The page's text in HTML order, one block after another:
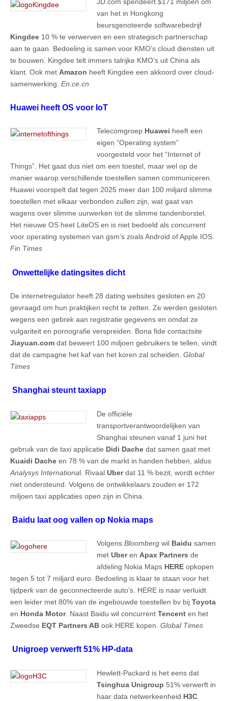
van het in Hongkong
beursgenoteerde softwarebedrijf
Kingdee 10 % te verwerven en een strategisch partnerschap
aan te gaan. Bedoeling is samen voor KMO’s cloud diensten uit
te bouwen. Kingdee telt immers talrijke KMO’s uit China als
klant. Ook met Amazon heeft Kingdee een akkoord over cloud-
samenwerking. En.ce.cn
Huawei heeft OS voor IoT
Telecomgroep Huawei heeft een
eigen “Operating system”
voorgesteld voor het “Internet of
Things”. Het gaat dus niet om een toestel, maar wel op de
manier waarop verschillende toestellen samen communiceren.
Huawei voorspelt dat tegen 2025 meer dan 100 miljard slimme
toestellen met elkaar verbonden zullen zijn, wat gaat van
wagens over slimme uurwerken tot de slimme tandenborstel.
Het nieuwe OS heet LiteOS en is niet bedoeld als concurrent
voor operating systemen van gsm’s zoals Android of Apple IOS.
Fin Times
Onwettelijke datingsites dicht
De internetregulator heeft 28 dating websites gesloten en 20
gevraagd om hun praktijken recht te zetten. Ze werden gesloten
wegens een gebrek aan registratie gegevens en omdat ze
vulgariteit en pornografie verspreiden. Bona fide contactsite
Jiayuan.com dat beweert 100 miljoen gebruikers te tellen, vindt
dat de campagne het kaf van het koren zal scheiden. Global
Times
Shanghai steunt taxiapp
De officiële
transportverantwoordelijken van
Shanghai steunen vanaf 1 juni het
gebruik van de taxi applicatie Didi Dache dat samen gaat met
Kuaidi Dache en 78 % van de markt in handen hebben, aldus
Analysys International. Rivaal Uberdat 11 % bezit, wordt echter
niet ondersteund. Volgens de ontwikkelaars zouden er 172
miljoen taxi applicaties open zijn in China.
Baidu laat oog vallen op Nokia maps
Volgens Bloomberg wil Baidu samen
met Uberen Apax Partners de
afdeling Nokia Maps HERE opkopen
tegen 5 tot 7 miljard euro. Bedoeling is klaar te staan voor het
tijdperk van de geconnecteerde auto’s. HERE is naar verluidt
een leider met 80% van de ingebouwde toestellen bv bij Toyota
en Honda Motor. Naast Baidu wil concurrent Tencent en het
Zweedse EQT Partners AB ook HERE kopen. Global Times
Unigroep verwerft 51% HP-data
Hewlett-Packard is het eens dat
Tsinghua Unigroup 51% verwerft in
haar data netwerkeenheid H3C